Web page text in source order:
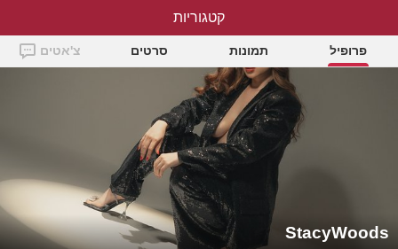
StacyWoods
פרופיל תמונות סרטים צ'אטים
StacyWoods
קטגוריות